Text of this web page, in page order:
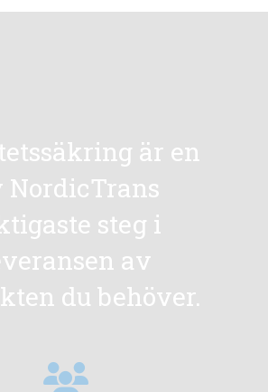
är en
NordicTrans
steg i
av
du behöver.